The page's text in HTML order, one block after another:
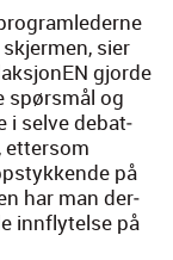
sier
gjorde
spørsmål og
i selve debat­
etter­som
på
har man der­
inn­fly­telse på